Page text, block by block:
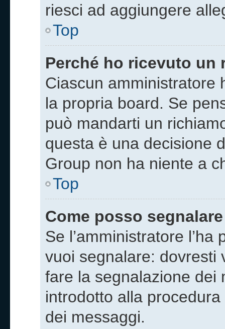
riesci ad aggiungere
Top
Perché ho ricevuto un
Ciascun amministratore
la propria board. Se
può mandarti un
questa è una decisione
Group non ha niente a
Top
Come posso
Se l’amministratore
vuoi segnalare: dovresti
fare la segnalazione dei
introdotto alla
dei messaggi.